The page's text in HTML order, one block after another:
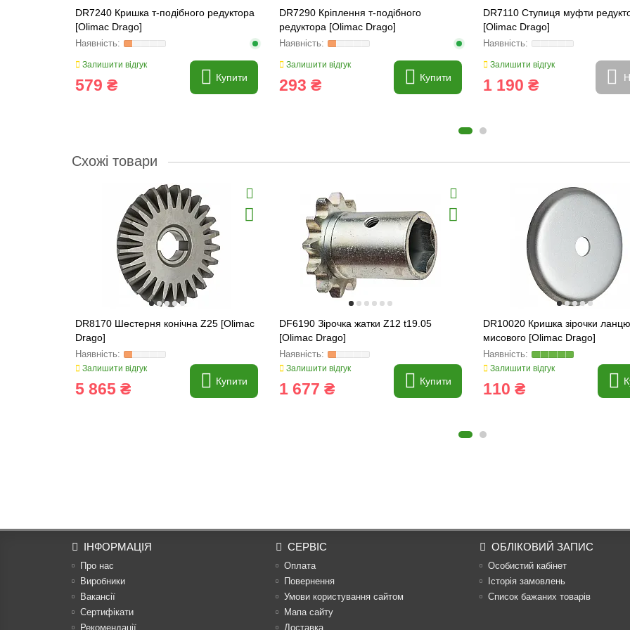
DR7240 Кришка т-подібного редуктора
[Olimac Drago]
Залишити відгук
579 ₴ Купити
DR7290 Кріплення т-подібного
редуктора [Olimac Drago]
Залишити відгук
293 ₴ Купити
DR7110 Ступиця муфти
[Olimac Drago]
Залишити відгук
1 190 ₴
Схожі товари
DR8170 Шестерня конічна Z25 [Olimac
Drago]
Залишити відгук
5 865 ₴ Купити
DF6190 Зірочка жатки Z12 t19.05
[Olimac Drago]
Залишити відгук
1 677 ₴ Купити
DR10020 Кришка зірочки
мисового [Olimac Drago]
Залишити відгук
110 ₴
ІНФОРМАЦІЯ
Про нас
Виробники
Вакансії
Сертифікати
Рекомендації
СЕРВІС
Оплата
Повернення
Умови користування сайтом
Мапа сайту
Доставка
ОБЛІКОВИЙ ЗАПИС
Особистий кабінет
Історія замовлень
Список бажаних товарів